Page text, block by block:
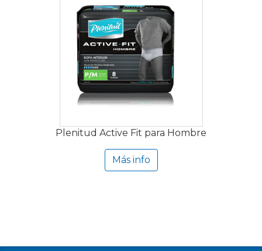
Plenitud Active Fit para Hombre
Más info